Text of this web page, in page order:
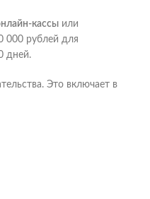
кассы или
000 рублей для
дней.
Это включает в